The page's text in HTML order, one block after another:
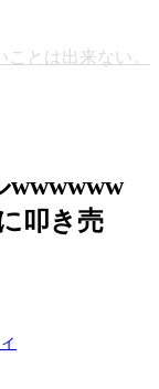
とは出来ない。
wwwwww
叩き売